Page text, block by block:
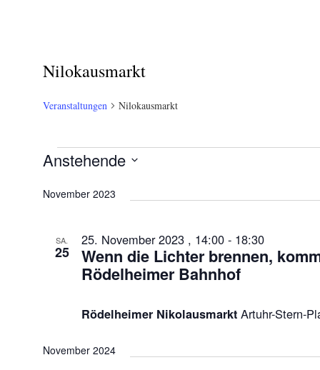
Nilokausmarkt
Veranstaltungen Nilokausmarkt
Veranstaltungen
Anstehende
wählen.
November 2023
SA.
25 Wenn die Lichter brennen,
Rödelheimer Bahnhof
25. November 2023 , 14:00- 18:30
Rödelheimer Nikolausmarkt Artuhr-Stern-
November 2024